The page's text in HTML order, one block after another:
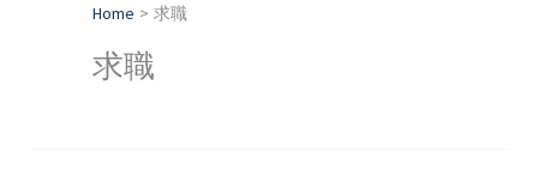
Home 求職
求職